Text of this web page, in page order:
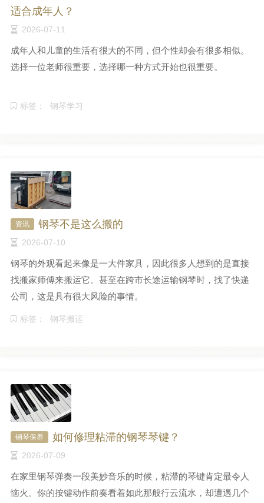
适合成年人？
2026-07-11
成年人和儿童的生活有很大的不同，但个性却会有很多相似。
选择一位老师很重要，选择哪一种方式开始也很重要。
标签： 钢琴学习
资讯 钢琴不是这么搬的
2026-07-10
钢琴的外观看起来像是一大件家具，因此很多人想到的是直接
找搬家师傅来搬运它。甚至在跨市长途运输钢琴时，找了快递
公司，这是具有很大风险的事情。
标签： 钢琴搬运
钢琴保养 如何修理粘滞的钢琴琴键？
2026-07-09
在家里钢琴弹奏一段美妙音乐的时候，粘滞的琴键肯定最令人
恼火。你的按键动作前奏看着如此那般行云流水，却遭遇几个